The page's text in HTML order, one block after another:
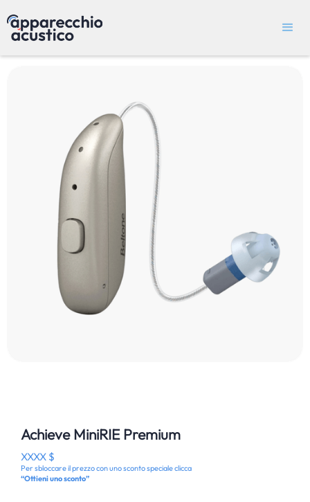
Achieve MiniRIE Premium
XXXX $
Per sbloccare il prezzo con uno sconto speciale clicca
“Ottieni uno sconto”